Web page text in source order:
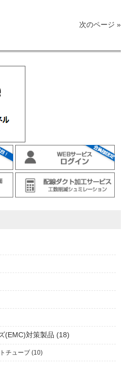
次のページ »
(EMC)対策製品 (18)
チューブ (10)